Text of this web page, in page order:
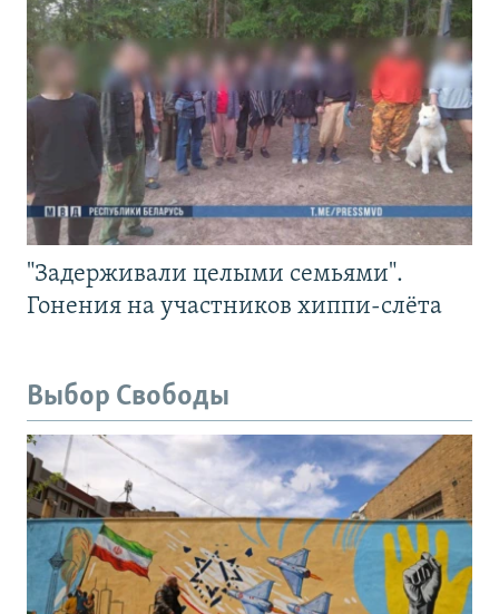
"Задерживали целыми семьями".
Гонения на участников хиппи-слёта
Выбор Свободы